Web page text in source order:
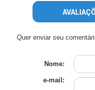
Quer enviar seu
Nome:
e-mail: